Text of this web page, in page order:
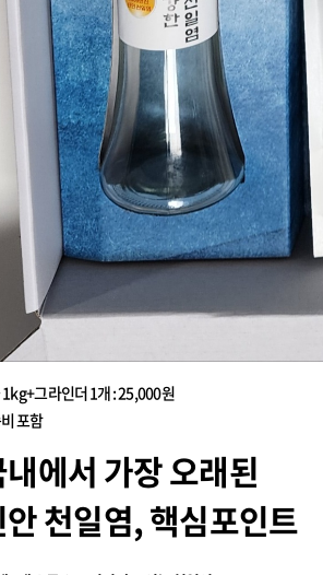
1kg+그라인더 1개 : 25,000원
포함
에서 가장 오래된
천일염, 핵심포인트